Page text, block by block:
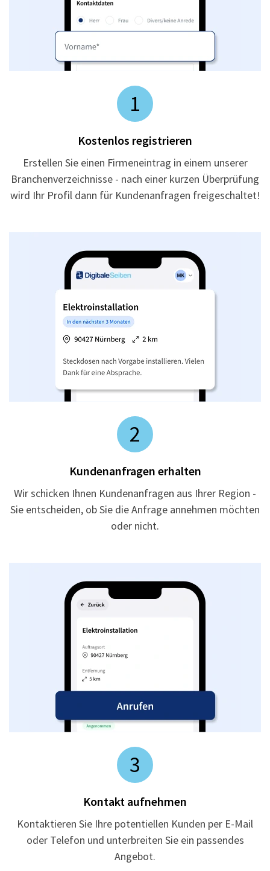
1
Kostenlos registrieren
Erstellen Sie einen Firmeneintrag in einem unserer
Branchenverzeichnisse - nach einer kurzen Überprüfung
wird Ihr Profil dann für Kundenanfragen freigeschaltet!
2
Kundenanfragen erhalten
Wir schicken Ihnen Kundenanfragen aus Ihrer Region -
Sie entscheiden, ob Sie die Anfrage annehmen möchten
oder nicht.
3
Kontakt aufnehmen
Kontaktieren Sie Ihre potentiellen Kunden per E-Mail
oder Telefon und unterbreiten Sie ein passendes
Angebot.